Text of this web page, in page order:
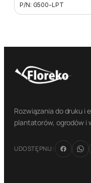
P/N: G500-LPT
Rozwiązania do druku i
plantatorów, ogrodów i
UDOSTĘPNIJ: